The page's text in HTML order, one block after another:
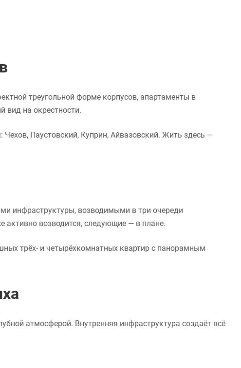
треугольной форме корпусов, апартаменты в
вид на окрестности.
Паустовский, Куприн, Айвазовский. Жить здесь —
инфраструктуры, возводимыми в три очереди
активно возводится, следующие — в плане.
трёх- и четырёхкомнатных квартир с панорамным
атмосферой. Внутренняя инфраструктура создаёт всё